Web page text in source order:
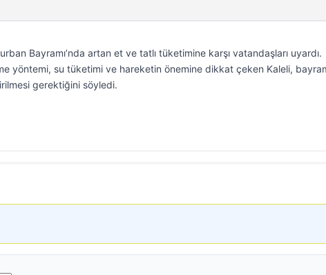
Bayramı’nda artan et ve tatlı tüketimine karşı vatandaşları uyardı.
yöntemi, su tüketimi ve hareketin önemine dikkat çeken Kaleli,
gerektiğini söyledi.